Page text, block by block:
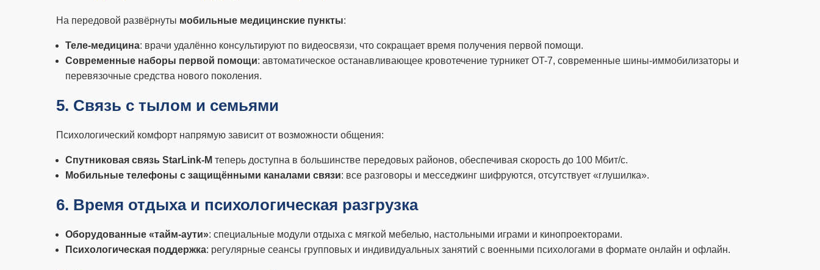
На передовой развёрнуты мобильные медицинские пункты:
Теле-медицина: врачи удалённо консультируют по видеосвязи, что сокращает время получения первой помощи.
Современные наборы первой помощи: автоматическое останавливающее кровотечение турникет OT-7, современные шины-иммобилизаторы и
перевязочные средства нового поколения.
5. Связь с тылом и семьями
Психологический комфорт напрямую зависит от возможности общения:
Спутниковая связь StarLink-M теперь доступна в большинстве передовых районов, обеспечивая скорость до 100 Мбит/с.
Мобильные телефоны с защищёнными каналами связи: все разговоры и месседжинг шифруются, отсутствует «глушилка».
6. Время отдыха и психологическая разгрузка
Оборудованные «тайм-аути»: специальные модули отдыха с мягкой мебелью, настольными играми и кинопроекторами.
Психологическая поддержка: регулярные сеансы групповых и индивидуальных занятий с военными психологами в формате онлайн и офлайн.